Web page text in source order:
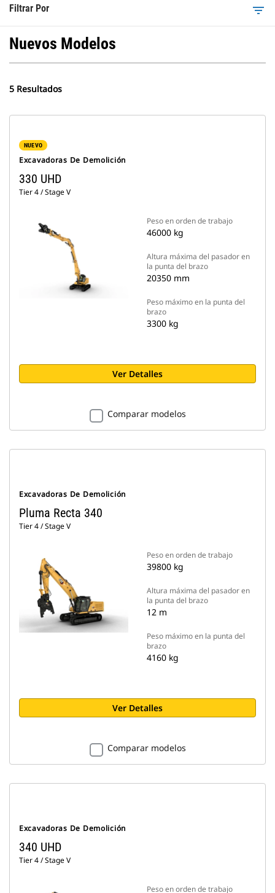
Filtrar Por filter_list
Nuevos Modelos
5 Resultados
NUEVO
Excavadoras De Demolición
330 UHD
Tier 4 / Stage V
Peso en orden de trabajo
46000 kg
Altura máxima del pasador en
la punta del brazo
20350 mm
Peso máximo en la punta del
brazo
3300 kg
Ver Detalles
Comparar modelos
Excavadoras De Demolición
Pluma Recta 340
Tier 4 / Stage V
Peso en orden de trabajo
39800 kg
Altura máxima del pasador en
la punta del brazo
12 m
Peso máximo en la punta del
brazo
4160 kg
Ver Detalles
Comparar modelos
Excavadoras De Demolición
340 UHD
Tier 4 / Stage V
Peso en orden de trabajo